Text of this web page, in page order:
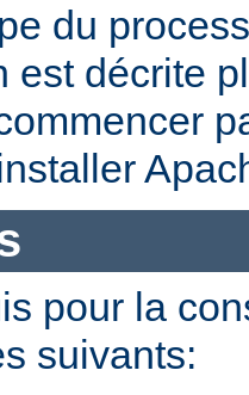
du
est décrite
pour la
suivants: